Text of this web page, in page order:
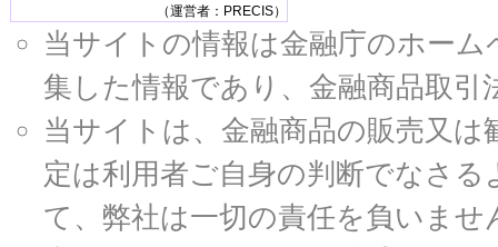
（運営者：PRECIS）
当サイトの情報は金融庁のホー
集した情報であり、金融商品取
当サイトは、金融商品の販売又
定は利用者ご自身の判断でなさ
て、弊社は一切の責任を負いませ